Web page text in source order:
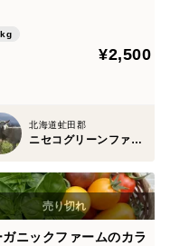
¥2,500
北海道虻田郡
ニセコグリーンファーム
ニックファームのカラ